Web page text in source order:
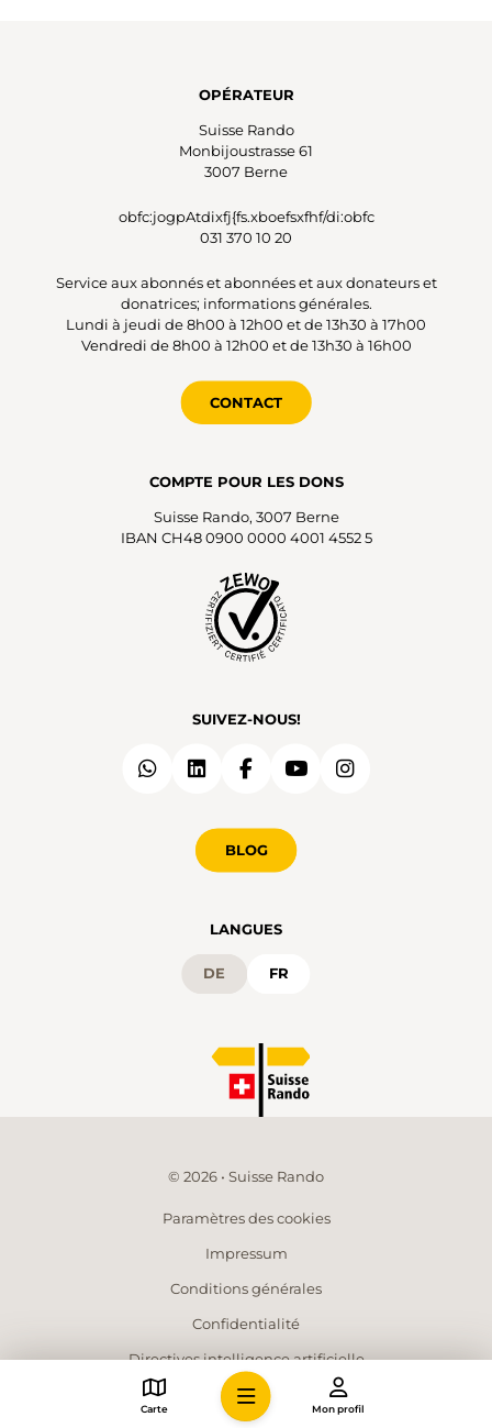
OPÉRATEUR
Suisse Rando
Monbijoustrasse 61
3007 Berne
obfc:jogpAtdixfj{fs.xboefsxfhf/di:obfc
031 370 10 20
Service aux abonnés et abonnées et aux donateurs et
donatrices; informations générales.
Lundi à jeudi de 8h00 à 12h00 et de 13h30 à 17h00
Vendredi de 8h00 à 12h00 et de 13h30 à 16h00
CONTACT
COMPTE POUR LES DONS
Suisse Rando, 3007 Berne
IBAN CH48 0900 0000 4001 4552 5
SUIVEZ-NOUS!
BLOG
LANGUES
DE FR
© 2026 • Suisse Rando
Paramètres des cookies
Impressum
Conditions générales
Confidentialité
Directives intelligence artificielle
Données médias
Carte Mon profil